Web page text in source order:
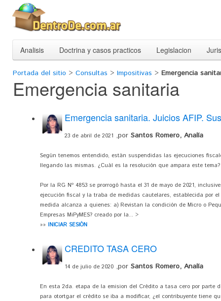
Analisis Doctrina y casos practicos Legislacion
Portada del sitio > Consultas > Impositivas > Emergencia
Emergencia sanitaria
Emergencia sanitaria. Juicios AFIP.
23 de abril de 2021 ,por Santos Romero, Analía
Según tenemos entendido, están suspendidas las ejecuciones
llegando las mismas. ¿Cuál es la resolución que ampara este tema?
Por la RG Nº 4853 se prorrogó hasta el 31 de mayo de 2021,
ejecución fiscal y la traba de medidas cautelares, establecida por
medida alcanza a quienes: a) Revistan la condición de Micro o
Empresas MiPyMES? creado por la... >
»» INICIAR SESIÓN
CREDITO TASA CERO
14 de julio de 2020 ,por Santos Romero, Analía
En esta 2da. etapa de la emision del Crédito a tasa cero por parte
para otortgar el crédito se iba a modificar, ¿el contribuyente tiene